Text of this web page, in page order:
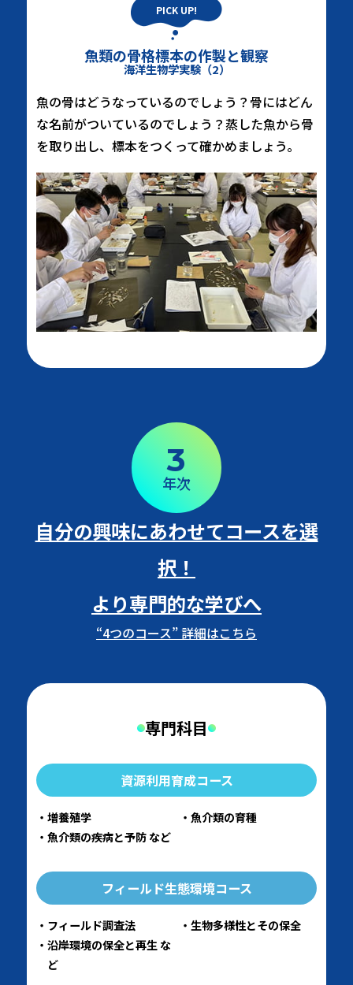
魚類の骨格標本の作製と観察
海洋生物学実験（2）
魚の骨はどうなっているのでしょう？骨にはどん
な名前がついているのでしょう？蒸した魚から骨
を取り出し、標本をつくって確かめましょう。
3
年次
自分の興味にあわせてコースを選
択！
より専門的な学びへ
“4つのコース”詳細はこちら
専門科目
資源利用育成コース
増養殖学
魚介類の育種
魚介類の疾病と予防 など
フィールド生態環境コース
フィールド調査法
生物多様性とその保全
沿岸環境の保全と再生 な
ど